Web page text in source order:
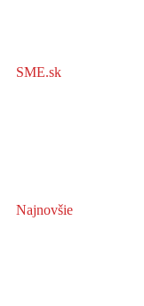
SME.sk
Najnovšie